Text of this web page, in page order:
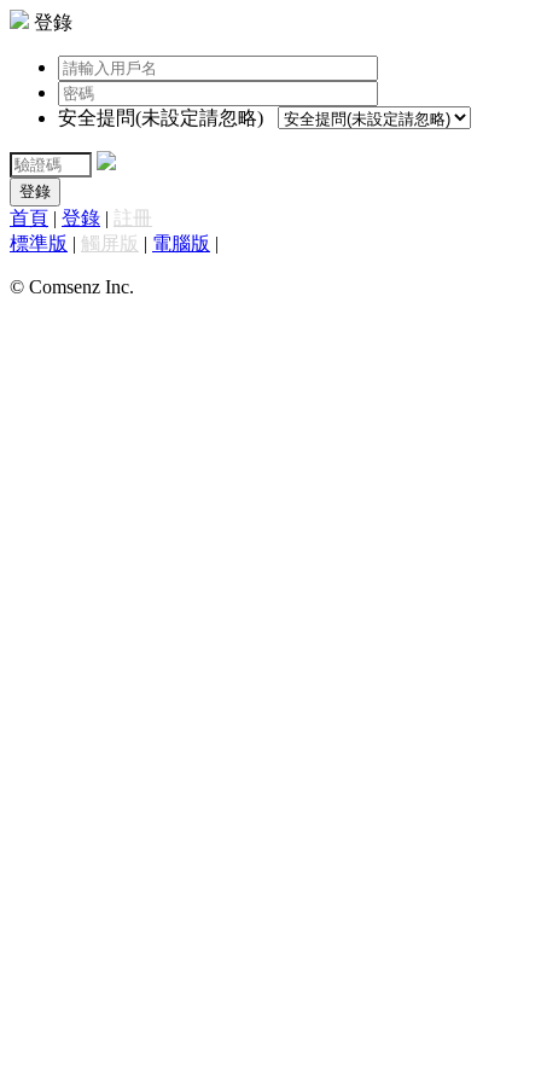
登錄
安全提問(未設定請忽略)
登錄
首頁 | 登錄 | 註冊
標準版 | 觸屏版 | 電腦版 |
© Comsenz Inc.